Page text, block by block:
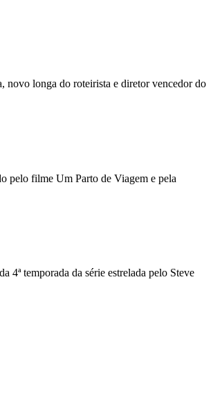
novo longa do roteirista e diretor vencedor do
pelo filme Um Parto de Viagem e pela
temporada da série estrelada pelo Steve